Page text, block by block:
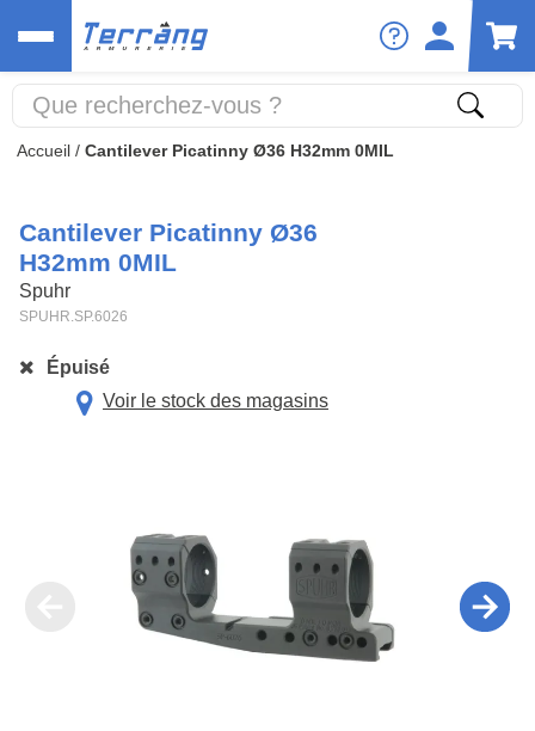
Accueil / Cantilever Picatinny Ø36 H32mm 0MIL
Cantilever Picatinny Ø36
H32mm 0MIL
Spuhr
SPUHR.SP.6026
Épuisé
Voir le stock des magasins